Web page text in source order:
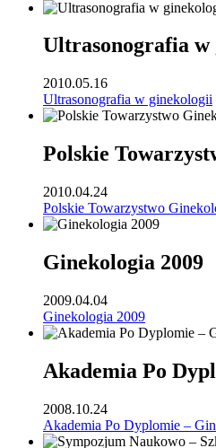
Ultrasonografia w
2010.05.16
Ultrasonografia w ginekologii
Polskie
2010.04.24
Polskie Towarzystwo
Ginekologia 2009
2009.04.04
Ginekologia 2009
Akademia Po
2008.10.24
Akademia Po Dyplomie –